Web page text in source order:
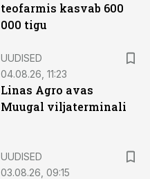
teofarmis kasvab 600
000 tigu
UUDISED
04.08.26, 11:23
Linas Agro avas
Muugal viljaterminali
UUDISED
03.08.26, 09:15